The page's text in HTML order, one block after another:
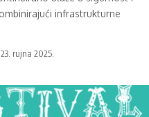
infrastrukturne
23. rujna 2025.